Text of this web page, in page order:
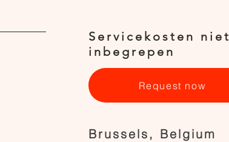
Servicekosten niet
inbegrepen
Request now
Brussels, Belgium